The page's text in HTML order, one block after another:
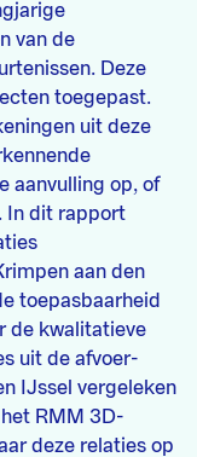
van de
Deze
toegepast.
uit deze
aanvulling op, of
In dit rapport
aan den
toepasbaarheid
de kwalitatieve
uit de afvoer-
IJssel vergeleken
RMM 3D-
deze relaties op